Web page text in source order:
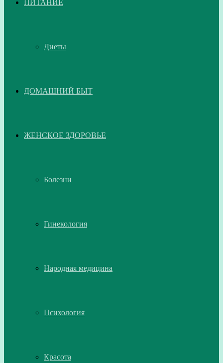
ПИТАНИЕ
Диеты
ДОМАШНИЙ БЫТ
ЖЕНСКОЕ ЗДОРОВЬЕ
Болезни
Гинекология
Народная медицина
Психология
Красота